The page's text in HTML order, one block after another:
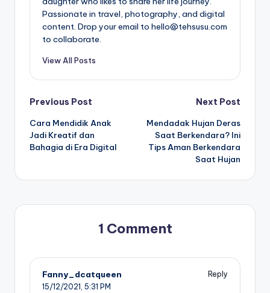
Passionate in travel, photography, and digital
content. Drop your email to hello@tehsusu.com
to collaborate.
View All Posts
Post
navigation
Previous Post
Cara Mendidik Anak
Jadi Kreatif dan
Bahagia di Era Digital
Next Post
Mendadak Hujan Deras
Saat Berkendara? Ini
Tips Aman Berkendara
Saat Hujan
1 Comment
Fanny_dcatqueen
Reply
15/12/2021, 5:31 PM